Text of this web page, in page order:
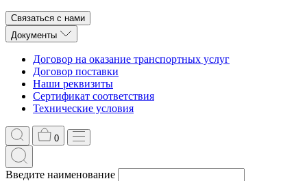
Связаться с нами
Документы
Договор на оказание транспортных услуг
Договор поставки
Наши реквизиты
Сертификат соответствия
Технические условия
0
Введите наименование